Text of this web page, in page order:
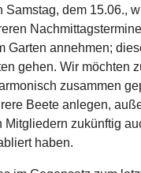
Samstag, dem 15.06.,
Garten annehmen;
gehen. Wir möchten
zusammen
Beete anlegen,
Mitgliedern zukünftig
haben.